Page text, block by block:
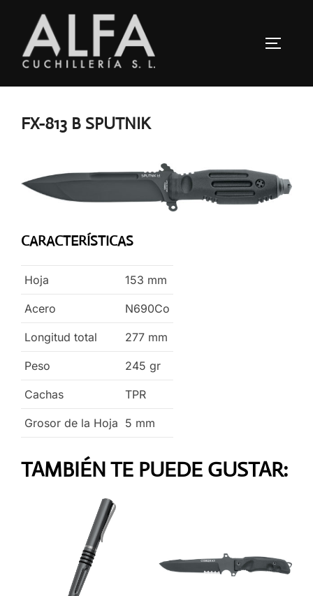
contenido
FX-813 B SPUTNIK
CARACTERÍSTICAS
Hoja 153 mm
Acero N690Co
Longitud total 277 mm
Peso 245 gr
Cachas TPR
Grosor de la Hoja 5 mm
TAMBIÉN TE PUEDE GUSTAR: